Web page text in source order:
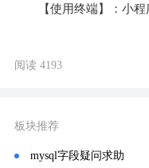
【使用终端】：小程
阅读 4193
板块推荐
mysql字段疑问求助